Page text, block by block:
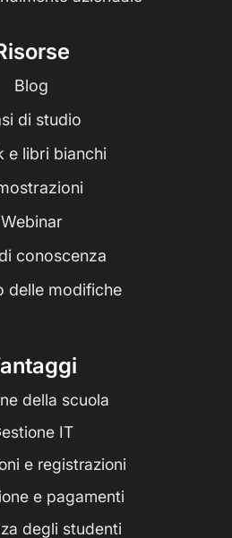
Blog
di studio
e libri bianchi
Webinar
conoscenza
delle modifiche
della scuola
IT
e registrazioni
e pagamenti
degli studenti